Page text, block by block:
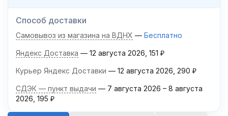
Способ доставки
Самовывоз из магазина на ВДНХ Бесплатно
Яндекс Доставка 12 августа 2026 151 ₽
Курьер Яндекс Доставки 12 августа 2026 290 ₽
СДЭК — пункт выдачи 7 августа 2026 – 8 августа
2026 195 ₽